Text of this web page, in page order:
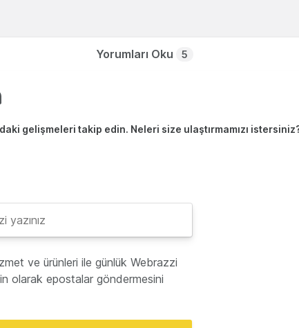
Yorumları Oku 5
gelişmeleri takip edin. Neleri size ulaştırmamızı
ve ürünleri ile günlük Webrazzi
olarak epostalar göndermesini